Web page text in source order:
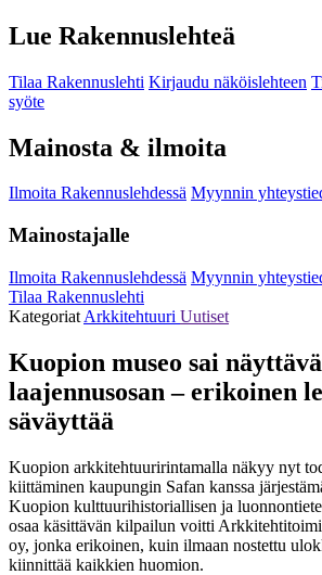
Lue Rakennuslehteä
Tilaa Rakennuslehti Kirjaudu näköislehteen
syöte
Mainosta & ilmoita
Ilmoita Rakennuslehdessä Myynnin
Mainostajalle
Ilmoita Rakennuslehdessä Myynnin
Tilaa Rakennuslehti
Kategoriat Arkkitehtuuri Uutiset
Kuopion museo sai
laajennusosan – erikoinen
säväyttää
Kuopion arkkitehtuuririntamalla näkyy nyt
kiittäminen kaupungin Safan kanssa
Kuopion kulttuurihistoriallisen ja
osaa käsittävän kilpailun voitti
oy, jonka erikoinen, kuin ilmaan nostettu
kiinnittää kaikkien huomion.